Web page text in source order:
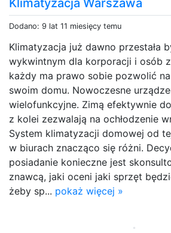
Dodano: 9 lat 11 miesięcy temu
Klimatyzacja już dawno przestała
wykwintnym dla korporacji i osób
każdy ma prawo sobie pozwolić
swoim domu. Nowoczesne
wielofunkcyjne. Zimą efektywnie
z kolei zezwalają na ochłodzenie
System klimatyzacji domowej od
w biurach znacząco się różni.
posiadanie konieczne jest
znawcą, jaki oceni jaki sprzęt
żeby sp... pokaż więcej »